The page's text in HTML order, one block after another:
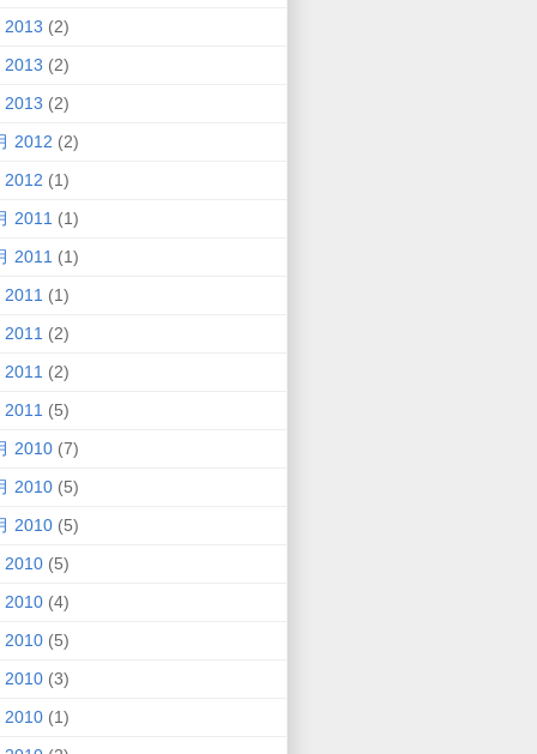
2013 (2)
2013 (2)
2013 (2)
2012 (2)
2012 (1)
2011 (1)
2011 (1)
2011 (1)
2011 (2)
2011 (2)
2011 (5)
2010 (7)
2010 (5)
2010 (5)
2010 (5)
2010 (4)
2010 (5)
2010 (3)
2010 (1)